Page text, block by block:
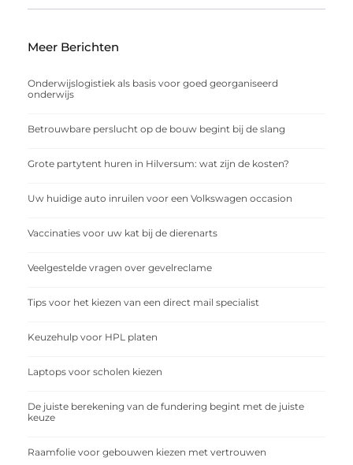
Meer Berichten
Onderwijslogistiek als basis voor goed georganiseerd
onderwijs
Betrouwbare perslucht op de bouw begint bij de slang
Grote partytent huren in Hilversum: wat zijn de kosten?
Uw huidige auto inruilen voor een Volkswagen occasion
Vaccinaties voor uw kat bij de dierenarts
Veelgestelde vragen over gevelreclame
Tips voor het kiezen van een direct mail specialist
Keuzehulp voor HPL platen
Laptops voor scholen kiezen
De juiste berekening van de fundering begint met de juiste
keuze
Raamfolie voor gebouwen kiezen met vertrouwen